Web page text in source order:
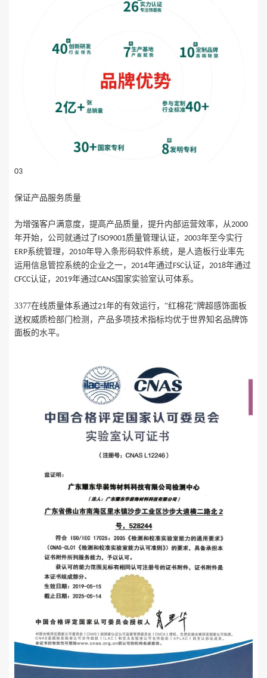
03
保证产品服务质量
为增强客户满意度，提高产品质量，提升内部运营效率，从2000
年开始，公司就通过了ISO9001质量管理认证，2003年至今实行
ERP系统管理，2010年导入条形码软件系统，是人造板行业率先
运用信息管控系统的企业之一，2014年通过FSC认证，2018年通过
CFCC认证，2019年通过CANS 国家实验室认可体系。
3377在线质量体系通过21年的有效运行，“红棉花”牌超感饰面板
送权威质检部门检测，产品多项技术指标均优于世界知名品牌饰
面板的水平。